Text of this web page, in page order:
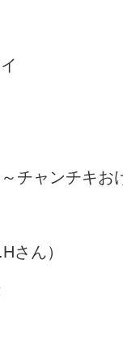
チャンチキお
さん）